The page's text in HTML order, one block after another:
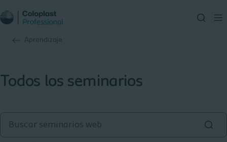
Aprendizaje
Todos los seminarios